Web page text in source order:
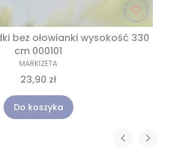
bez ołowianki wysokość 330
cm 000101
MARKIZETA
23,90 zł
Do koszyka